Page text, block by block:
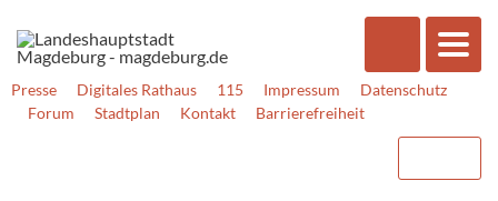
Presse Digitales Rathaus 115 Impressum
Datenschutz
Forum
Stadtplan Kontakt Barrierefreiheit